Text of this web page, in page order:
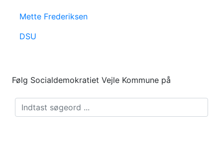
Mette Frederiksen
DSU
Følg Socialdemokratiet Vejle Kommune på